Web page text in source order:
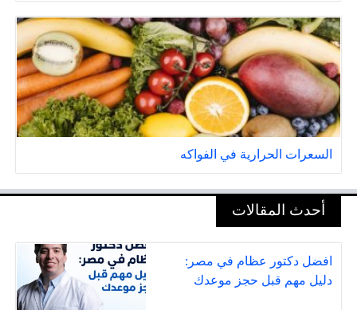
السعرات الحرارية في الفواكه
أحدث المقالات
افضل دكتور عظام في مصر:
دليل مهم قبل حجز موعدك